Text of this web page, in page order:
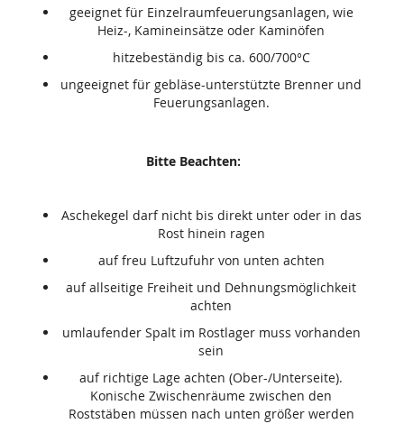
geeignet für Einzelraumfeuerungsanlagen, wie
Heiz-, Kamineinsätze oder Kaminöfen
hitzebeständig bis ca. 600/700°C
ungeeignet für gebläse-unterstützte Brenner und
Feuerungsanlagen.
Bitte Beachten:
Aschekegel darf nicht bis direkt unter oder in das
Rost hinein ragen
auf freu Luftzufuhr von unten achten
auf allseitige Freiheit und Dehnungsmöglichkeit
achten
umlaufender Spalt im Rostlager muss vorhanden
sein
auf richtige Lage achten (Ober-/Unterseite).
Konische Zwischenräume zwischen den
Roststäben müssen nach unten größer werden